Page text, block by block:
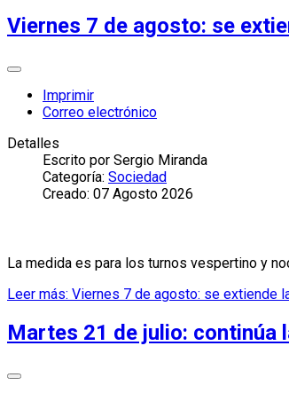
Viernes 7 de agosto: se
Imprimir
Correo electrónico
Detalles
Escrito por Sergio Miranda
Categoría: Sociedad
Creado: 07 Agosto 2026
La medida es para los turnos vespertino y
Leer más: Viernes 7 de agosto: se
Martes 21 de julio: continúa